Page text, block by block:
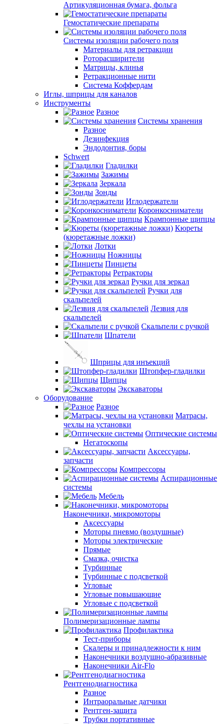
Артикуляционная бумага, фольга
Гемостатические препараты
Системы изоляции рабочего поля
Материалы для ретракции
Роторасширители
Матрицы, клинья
Ретракционные нити
Система Коффердам
Иглы, шприцы для каналов
Инструменты
Разное
Системы хранения
Разное
Дезинфекция
Эндодонтия, боры
Schwert
Гладилки
Зажимы
Зеркала
Зонды
Иглодержатели
Коронкосниматели
Крампонные щипцы
Кюреты
(кюретажные ложки)
Лотки
Ножницы
Пинцеты
Ретракторы
Ручки для зеркал
Ручки для
скальпелей
Лезвия для
скальпелей
Скальпели с ручкой
Шпатели
Шприцы для инъекций
Штопфер-гладилки
Щипцы
Экскаваторы
Оборудование
Разное
Матрасы,
чехлы на установки
Оптические системы
Негатоскопы
Аксессуары,
запчасти
Компрессоры
Аспирационные
системы
Мебель
Наконечники, микромоторы
Аксессуары
Моторы пневмо (воздушные)
Моторы электрические
Прямые
Смазка, очистка
Турбинные
Турбинные с подсветкой
Угловые
Угловые повышающие
Угловые с подсветкой
Полимеризационные лампы
Профилактика
Тест-приборы
Скалеры и принадлежности к ним
Наконечники воздушно-абразивные
Наконечники Air-Flo
Рентгенодиагностика
Разное
Интраоральные датчики
Рентген-защита
Трубки портативные